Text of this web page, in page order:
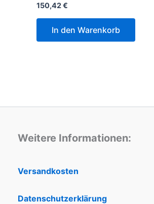
150,42€
In den Warenkorb
Weitere Informationen:
Versandkosten
Datenschutzerklärung